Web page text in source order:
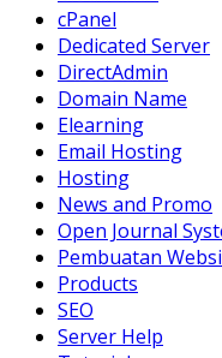
cPanel
Dedicated Server
DirectAdmin
Domain Name
Elearning
Email Hosting
Hosting
News and Promo
Open Journal
Pembuatan
Products
SEO
Server Help